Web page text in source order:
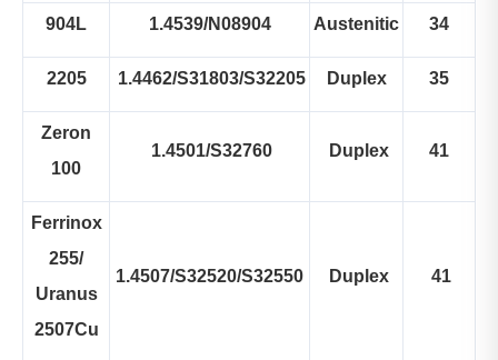
904L 1.4539/N08904 Austenitic 34
2205 1.4462/S31803/S32205 Duplex 35
Zeron
100
1.4501/S32760 Duplex 41
Ferrinox
255/
Uranus
2507Cu
1.4507/S32520/S32550 Duplex 41